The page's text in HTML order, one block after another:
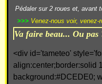
Pédaler sur 2 roues et, avant
>>> Venez-nous voir, venez-
Va faire beau... Ou pas
<div id='tameteo'
align:center;border:solid
background:#DCEDE0;